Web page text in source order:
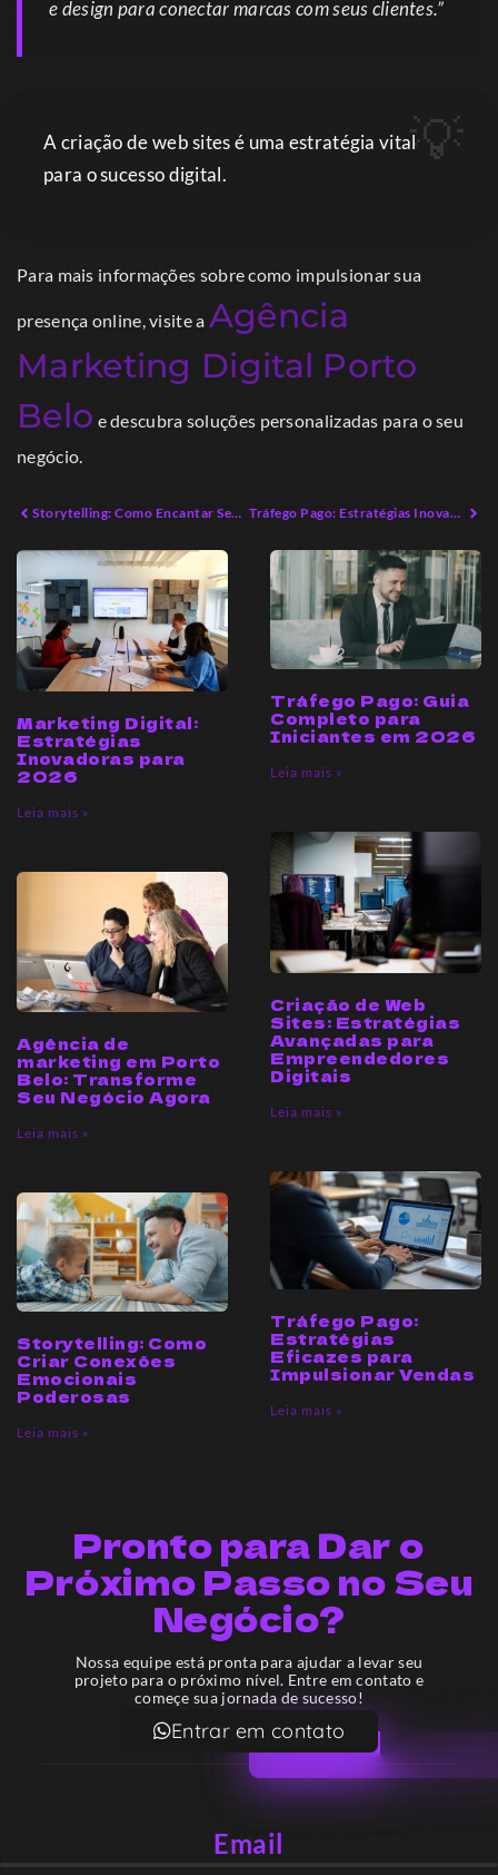
e design para conectar marcas com seus clientes.”
A criação de web sites é uma estratégia vital
para o sucesso digital.
Para mais informações sobre como impulsionar sua
presença online, visite a Agência
Marketing Digital Porto
Belo e descubra soluções personalizadas para o seu
negócio.
Storytelling: Como Encantar Seu Público com Narrativas Impactantes Tráfego Pago: Estratégias Inovadoras para Empreendedores Modernos
Marketing Digital:
Estratégias
Inovadoras para
2026
Leia mais »
Tráfego Pago: Guia
Completo para
Iniciantes em 2026
Leia mais »
Agência de
marketing em Porto
Belo: Transforme
Seu Negócio Agora
Leia mais »
Criação de Web
Sites: Estratégias
Avançadas para
Empreendedores
Digitais
Leia mais »
Storytelling: Como
Criar Conexões
Emocionais
Poderosas
Leia mais »
Tráfego Pago:
Estratégias
Eficazes para
Impulsionar Vendas
Leia mais »
Pronto para Dar o
Próximo Passo no Seu
Negócio?
Nossa equipe está pronta para ajudar a levar seu
projeto para o próximo nível. Entre em contato e
começe sua jornada de sucesso!
Entrar em contato
Email